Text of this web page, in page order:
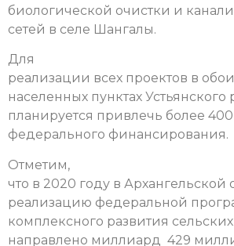
биологической очистки и
сетей в селе Шангалы.
Для
реализации всех проектов в
населенных пунктах Устьянского
планируется привлечь более
федерального финансирования.
Отметим,
что в 2020 году в Архангельской
реализацию федеральной
комплексного развития
направлено миллиард 429